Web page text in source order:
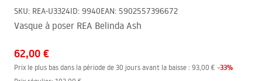
SKU: REA-U3324ID: 9940EAN: 5902557396672
Vasque à poser REA Belinda Ash
62,00 €
Prix le plus bas dans la période de 30 jours avant la baisse : 93,00 € -33%